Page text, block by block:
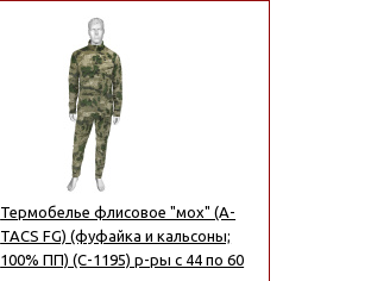
Термобелье флисовое "мох" (A-
TACS FG) (фуфайка и кальсоны;
100% ПП) (С-1195) р-ры с 44 по 60